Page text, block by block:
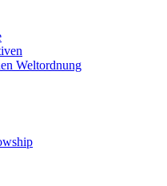
Weltordnung